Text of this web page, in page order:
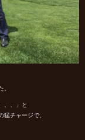
。
、、」と
猛チャージで、